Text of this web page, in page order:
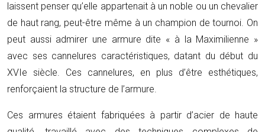
laissent penser qu’elle appartenait à un noble ou un chevalier
de haut rang, peut-être même à un champion de tournoi. On
peut aussi admirer une armure dite « à la Maximilienne »
avec ses cannelures caractéristiques, datant du début du
XVIe siècle. Ces cannelures, en plus d’être esthétiques,
renforçaient la structure de l’armure.
Ces armures étaient fabriquées à partir d’acier de haute